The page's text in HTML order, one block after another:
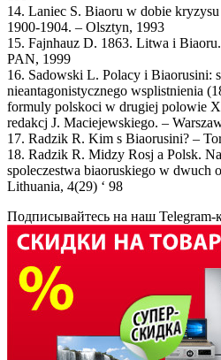
14. Laniec S. Biaoru w dobie
1900-1904. – Olsztyn, 1993
15. Fajnhauz D. 1863. Litwa i
PAN, 1999
16. Sadowski L. Polacy i Biaorusini:
nieantagonistycznego wsplistnienia
formuly polskoci w drugiej polowie
redakcj J. Maciejewskiego. –
17. Radzik R. Kim s Biaorusini? –
18. Radzik R. Midzy Rosj a Polsk.
spoleczestwa biaoruskiego w dwuch
Lithuania, 4(29) ‘ 98
Подписывайтесь на наш Telegram-